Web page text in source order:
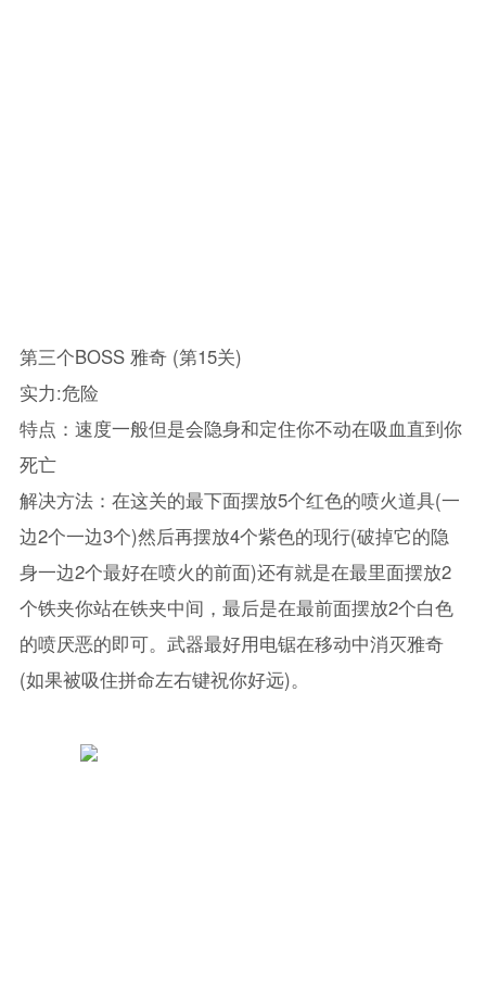
第三个BOSS 雅奇 (第15关)
实力:危险
特点：速度一般但是会隐身和定住你不动在吸血直到你
死亡
解决方法：在这关的最下面摆放5个红色的喷火道具(一
边2个一边3个)然后再摆放4个紫色的现行(破掉它的隐
身一边2个最好在喷火的前面)还有就是在最里面摆放2
个铁夹你站在铁夹中间，最后是在最前面摆放2个白色
的喷厌恶的即可。武器最好用电锯在移动中消灭雅奇
(如果被吸住拼命左右键祝你好远)。